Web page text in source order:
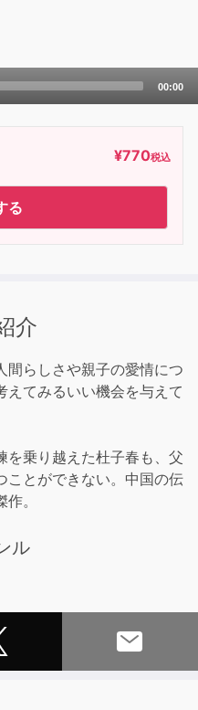
00:00
¥770税込
る
介
間らしさや親子の愛情につ
えてみるいい機会を与えて
を乗り越えた杜子春も、父
ことができない。中国の伝
。
ル